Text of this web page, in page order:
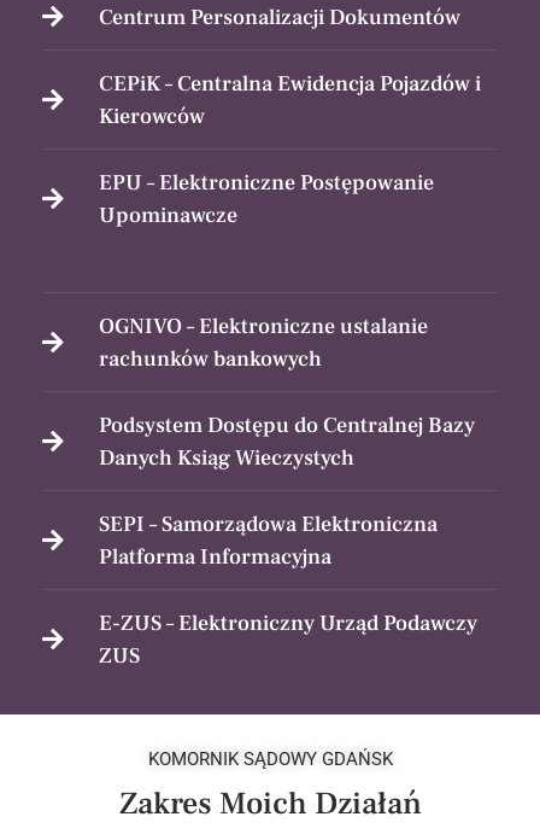
Centrum Personalizacji Dokumentów
CEPiK – Centralna Ewidencja Pojazdów i
Kierowców
EPU – Elektroniczne Postępowanie
Upominawcze
OGNIVO – Elektroniczne ustalanie
rachunków bankowych
Podsystem Dostępu do Centralnej Bazy
Danych Ksiąg Wieczystych
SEPI – Samorządowa Elektroniczna
Platforma Informacyjna
E-ZUS – Elektroniczny Urząd Podawczy
ZUS
KOMORNIK SĄDOWY GDAŃSK
Zakres Moich Działań